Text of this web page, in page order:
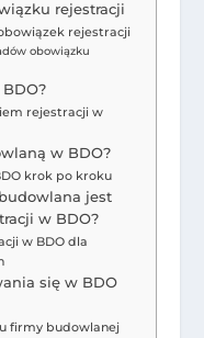
rejestracji
rejestracji
obowiązku
rejestracji w
w BDO?
krok po kroku
jest
w BDO?
w BDO dla
się w BDO
firmy budowlanej